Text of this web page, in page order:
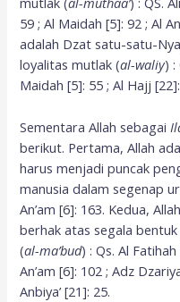
59 ; Al Maidah [5]: 92 ; Al
adalah Dzat satu-satu-
loyalitas mutlak (al-waliy) :
Maidah [5]: 55 ; Al Hajj
Sementara Allah sebagai
berikut. Pertama, Allah
harus menjadi puncak
manusia dalam segenap
An’am [6]: 163. Kedua,
berhak atas segala
(al-ma’bud) : Qs. Al
An’am [6]: 102 ; Adz
Anbiya’ [21]: 25.